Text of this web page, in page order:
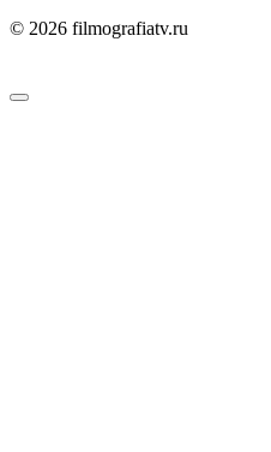
© 2026 filmografiatv.ru